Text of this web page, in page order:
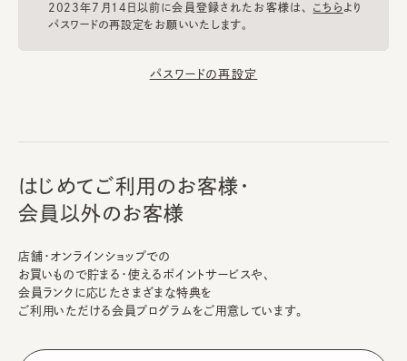
2023年7月14日以前に会員登録されたお客様は、 こちらより
パスワードの再設定をお願いいたします。
パスワードの再設定
はじめてご利用のお客様・
会員以外のお客様
店舗・オンラインショップでの
お買いもので貯まる・使えるポイントサービスや、
会員ランクに応じたさまざまな特典を
ご利用いただける会員プログラムをご用意しています。